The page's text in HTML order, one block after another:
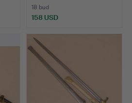
18 bud
158 USD